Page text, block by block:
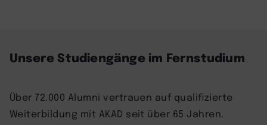
Unsere Studiengänge im Fernstudium
Über 72.000 Alumni vertrauen auf qualifizierte
Weiterbildung mit AKAD seit über 65 Jahren.